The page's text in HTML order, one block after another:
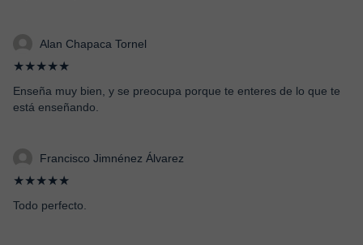
Alan Chapaca Tornel
★★★★★
Enseña muy bien, y se preocupa porque te enteres de lo que te
está enseñando.
Francisco Jimnénez Álvarez
★★★★★
Todo perfecto.